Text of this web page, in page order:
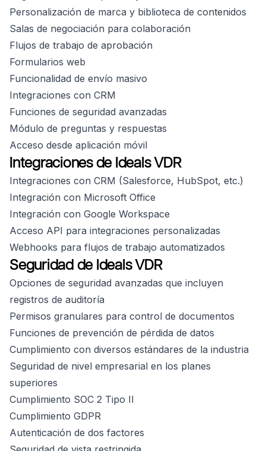
Personalización de marca y biblioteca de contenidos
Salas de negociación para colaboración
Flujos de trabajo de aprobación
Formularios web
Funcionalidad de envío masivo
Integraciones con CRM
Funciones de seguridad avanzadas
Módulo de preguntas y respuestas
Acceso desde aplicación móvil
Integraciones de Ideals VDR
Integraciones con CRM (Salesforce, HubSpot, etc.)
Integración con Microsoft Office
Integración con Google Workspace
Acceso API para integraciones personalizadas
Webhooks para flujos de trabajo automatizados
Seguridad de Ideals VDR
Opciones de seguridad avanzadas que incluyen
registros de auditoría
Permisos granulares para control de documentos
Funciones de prevención de pérdida de datos
Cumplimiento con diversos estándares de la industria
Seguridad de nivel empresarial en los planes
superiores
Cumplimiento SOC 2 Tipo II
Cumplimiento GDPR
Autenticación de dos factores